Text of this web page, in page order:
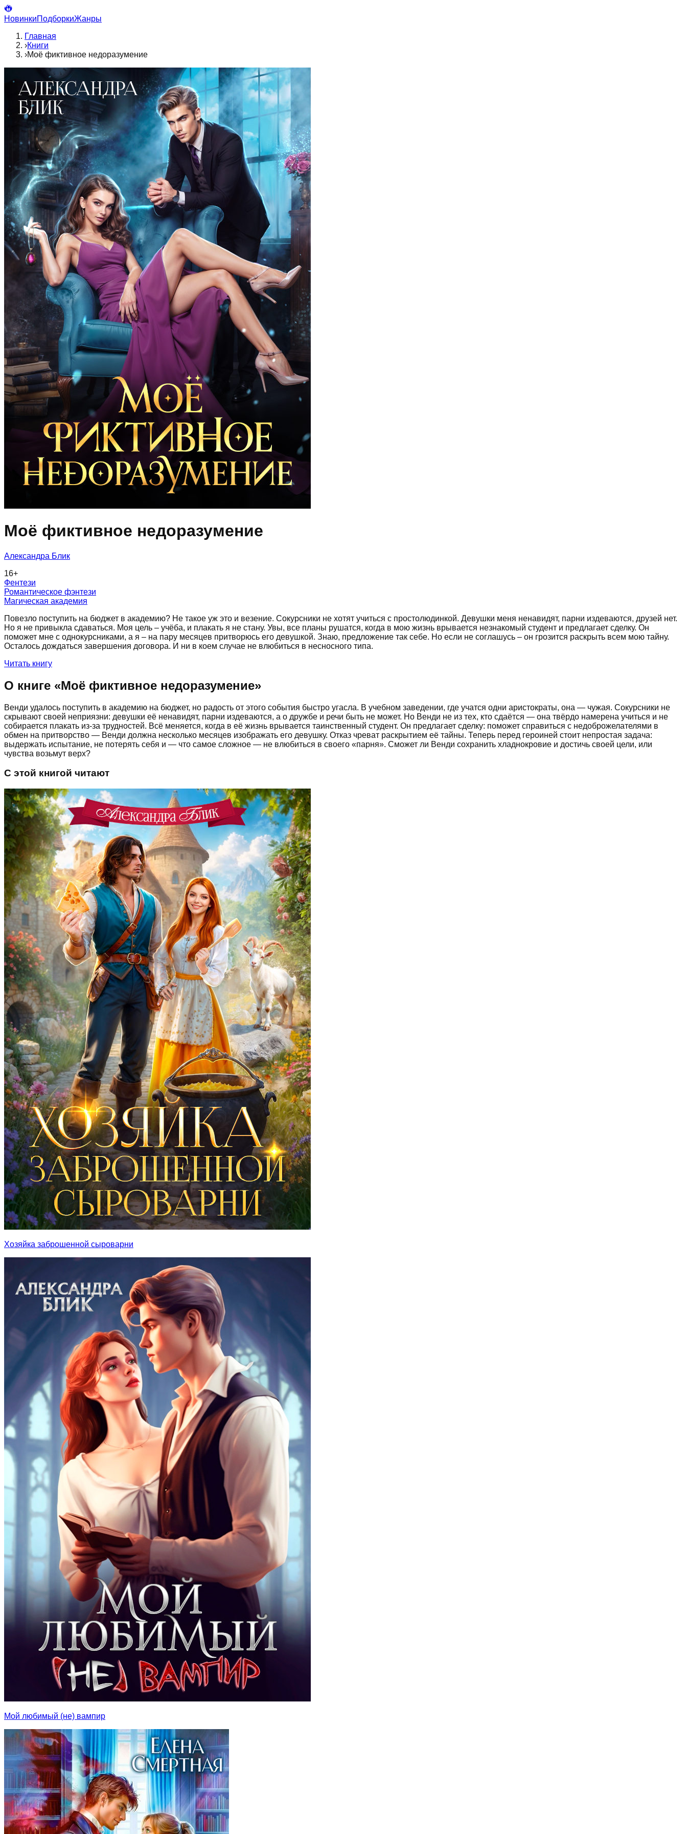
НовинкиПодборкиЖанры
Главная
›Книги
›Моё фиктивное недоразумение
Моё фиктивное недоразумение
Александра Блик
16+
Фентези
Романтическое фэнтези
Магическая академия
Повезло поступить на бюджет в академию? Не такое уж это и везение. Сокурсники не хотят учиться с простолюдинкой. Девушки меня ненавидят, парни издеваются, друзей нет.
Но я не привыкла сдаваться. Моя цель – учёба, и плакать я не стану. Увы, все планы рушатся, когда в мою жизнь врывается незнакомый студент и предлагает сделку. Он
поможет мне с однокурсниками, а я – на пару месяцев притворюсь его девушкой. Знаю, предложение так себе. Но если не соглашусь – он грозится раскрыть всем мою тайну.
Осталось дождаться завершения договора. И ни в коем случае не влюбиться в несносного типа.
Читать книгу
О книге «Моё фиктивное недоразумение»
Венди удалось поступить в академию на бюджет, но радость от этого события быстро угасла. В учебном заведении, где учатся одни аристократы, она — чужая. Сокурсники не
скрывают своей неприязни: девушки её ненавидят, парни издеваются, а о дружбе и речи быть не может. Но Венди не из тех, кто сдаётся — она твёрдо намерена учиться и не
собирается плакать из-за трудностей. Всё меняется, когда в её жизнь врывается таинственный студент. Он предлагает сделку: поможет справиться с недоброжелателями в
обмен на притворство — Венди должна несколько месяцев изображать его девушку. Отказ чреват раскрытием её тайны. Теперь перед героиней стоит непростая задача:
выдержать испытание, не потерять себя и — что самое сложное — не влюбиться в своего «парня». Сможет ли Венди сохранить хладнокровие и достичь своей цели, или
чувства возьмут верх?
С этой книгой читают
Хозяйка заброшенной сыроварни
Мой любимый (не) вампир